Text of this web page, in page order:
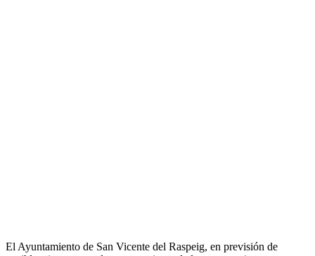
El Ayuntamiento de San Vicente del Raspeig, en previsión de